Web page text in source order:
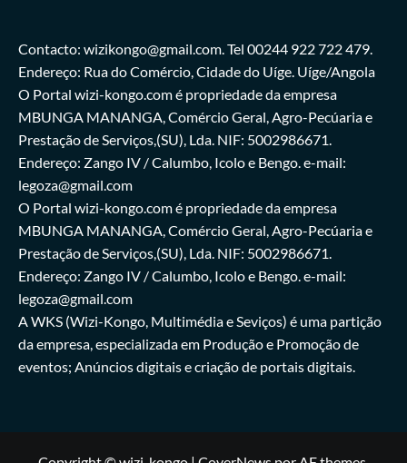
Contacto: wizikongo@gmail.com. Tel 00244 922 722 479.
Endereço: Rua do Comércio, Cidade do Uíge. Uíge/Angola
O Portal wizi-kongo.com é propriedade da empresa
MBUNGA MANANGA, Comércio Geral, Agro-Pecúaria e
Prestação de Serviços,(SU), Lda. NIF: 5002986671.
Endereço: Zango IV / Calumbo, Icolo e Bengo. e-mail:
legoza@gmail.com
O Portal wizi-kongo.com é propriedade da empresa
MBUNGA MANANGA, Comércio Geral, Agro-Pecúaria e
Prestação de Serviços,(SU), Lda. NIF: 5002986671.
Endereço: Zango IV / Calumbo, Icolo e Bengo. e-mail:
legoza@gmail.com
A WKS (Wizi-Kongo, Multimédia e Seviços) é uma partição
da empresa, especializada em Produção e Promoção de
eventos; Anúncios digitais e criação de portais digitais.